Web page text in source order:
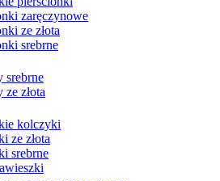
zaręczynowe
ze złota
srebrne
srebrne
ze złota
kolczyki
ze złota
srebrne